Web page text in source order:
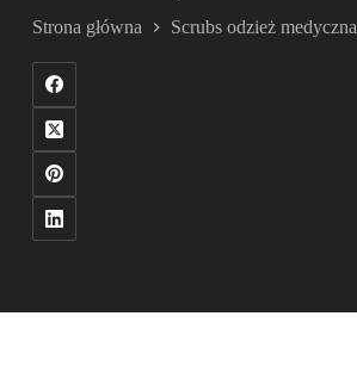
Strona główna Scrubs odzież medyczna